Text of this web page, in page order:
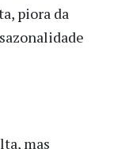
piora da
mas